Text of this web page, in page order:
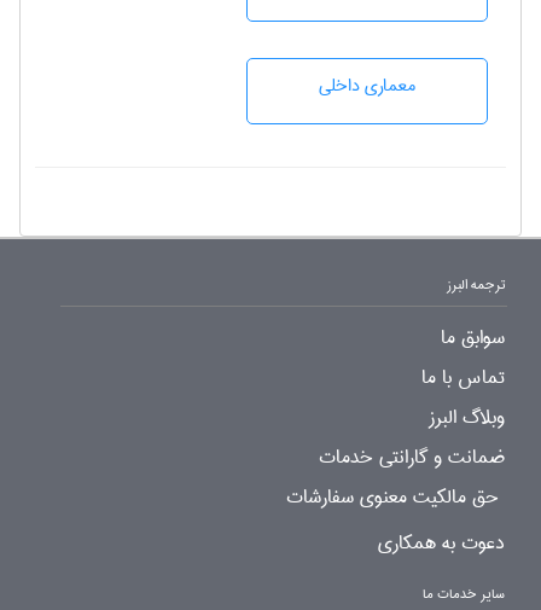
معماری داخلی
ترجمه البرز
سوابق ما
تماس با ما
وبلاگ البرز
ضمانت و گارانتی خدمات
حق مالکیت معنوی سفارشات
دعوت به همکاری
سایر خدمات ما